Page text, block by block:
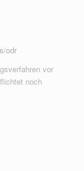
odr
vor
noch